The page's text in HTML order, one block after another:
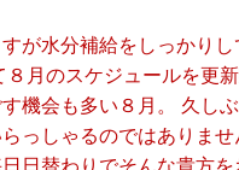
が水分補給をしっかり
月のスケジュールを更
機会も多い８月。 久し
っしゃるのではありま